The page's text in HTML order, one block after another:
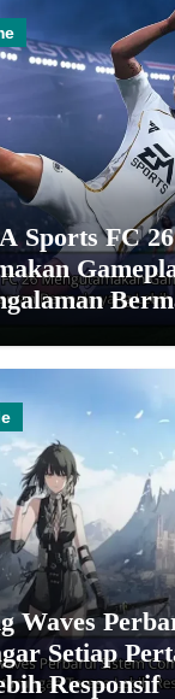
Sports FC 26
Waves
Setiap
Responsif